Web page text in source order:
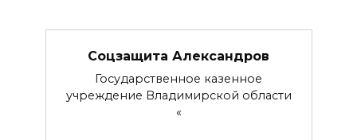
Соцзащита Александров
Государственное казенное
учреждение Владимирской области
«